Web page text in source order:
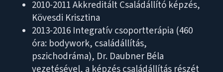
2010-2011 Akkreditált Családállító képzés,
Kövesdi Krisztina
2013-2016 Integratív csoportterápia (460
óra: bodywork, családállítás,
pszichodráma), Dr. Daubner Béla
vezetésével, a képzés családállítás részét